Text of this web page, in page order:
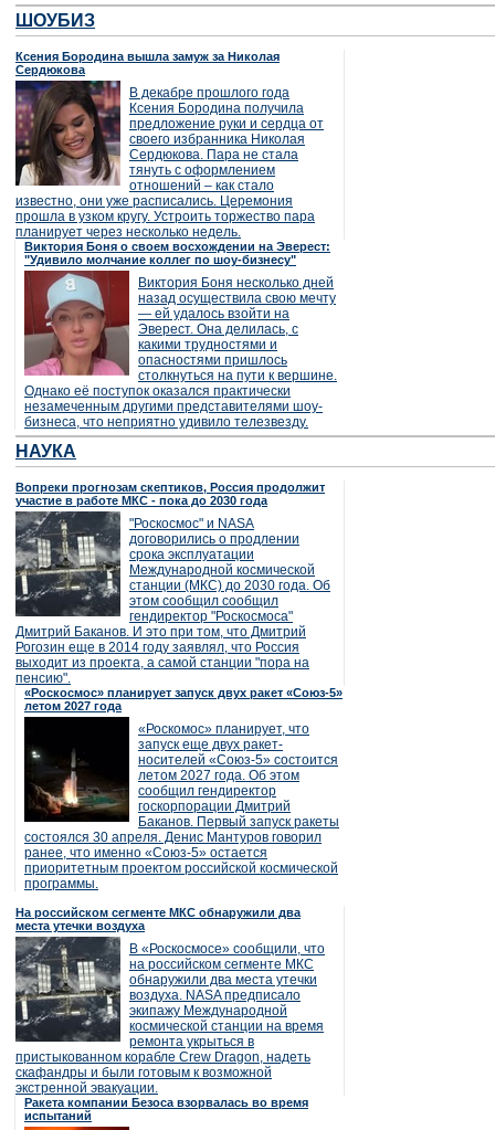
ШОУБИЗ
Ксения Бородина вышла замуж за Николая
Сердюкова
В декабре прошлого года
Ксения Бородина получила
предложение руки и сердца от
своего избранника Николая
Сердюкова. Пара не стала
тянуть с оформлением
отношений – как стало
известно, они уже расписались. Церемония
прошла в узком кругу. Устроить торжество пара
планирует через несколько недель.
Виктория Боня о своем восхождении на Эверест:
"Удивило молчание коллег по шоу-бизнесу"
Виктория Боня несколько дней
назад осуществила свою мечту
— ей удалось взойти на
Эверест. Она делилась, с
какими трудностями и
опасностями пришлось
столкнуться на пути к вершине.
Однако её поступок оказался практически
незамеченным другими представителями шоу-
бизнеса, что неприятно удивило телезвезду.
НАУКА
Вопреки прогнозам скептиков, Россия продолжит
участие в работе МКС - пока до 2030 года
"Роскосмос" и NASA
договорились о продлении
срока эксплуатации
Международной космической
станции (МКС) до 2030 года. Об
этом сообщил сообщил
гендиректор "Роскосмоса"
Дмитрий Баканов. И это при том, что Дмитрий
Рогозин еще в 2014 году заявлял, что Россия
выходит из проекта, а самой станции "пора на
пенсию".
«Роскосмос» планирует запуск двух ракет «Союз-5»
летом 2027 года
«Роскомос» планирует, что
запуск еще двух ракет-
носителей «Союз-5» состоится
летом 2027 года. Об этом
сообщил гендиректор
госкорпорации Дмитрий
Баканов. Первый запуск ракеты
состоялся 30 апреля. Денис Мантуров говорил
ранее, что именно «Союз-5» остается
приоритетным проектом российской космической
программы.
На российском сегменте МКС обнаружили два
места утечки воздуха
В «Роскосмосе» сообщили, что
на российском сегменте МКС
обнаружили два места утечки
воздуха. NASA предписало
экипажу Международной
космической станции на время
ремонта укрыться в
пристыкованном корабле Crew Dragon, надеть
скафандры и были готовым к возможной
экстренной эвакуации.
Ракета компании Безоса взорвалась во время
испытаний